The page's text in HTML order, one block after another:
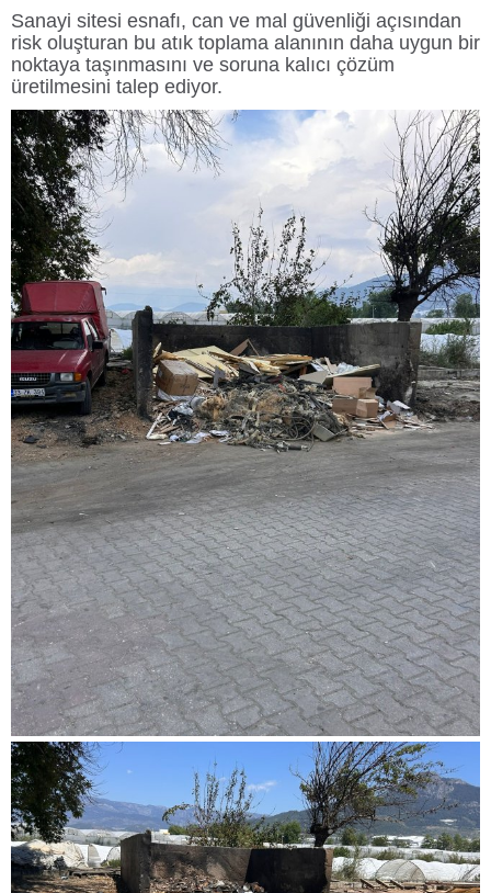
Sanayi sitesi esnafı, can ve mal güvenliği açısından
risk oluşturan bu atık toplama alanının daha uygun bir
noktaya taşınmasını ve soruna kalıcı çözüm
üretilmesini talep ediyor.